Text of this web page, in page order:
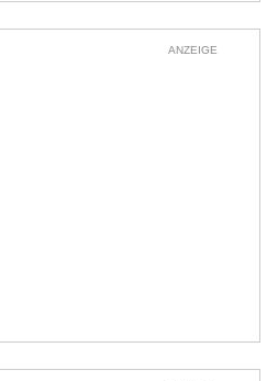
ANZEIGE